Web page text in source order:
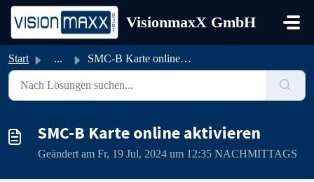
Zum hauptsächlichen Inhalt gehen
VisionmaxX GmbH
Start ... SMC-B Karte online aktivieren
SMC-B Karte online aktivieren
Geändert am Fr, 19 Jul, 2024 um 12:35 NACHMITTAGS